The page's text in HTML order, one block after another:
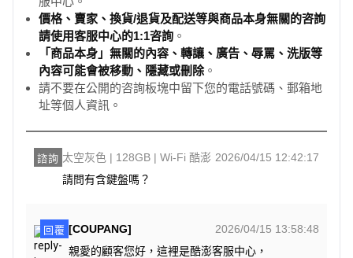
價格、賣家、換貨/退貨及配送等與商品本身無關的咨詢
請使用客服中心的1:1咨詢 。
「商品本身」無關的內容、轉讓、廣告、辱罵、洗版等
內容可能會被移動、隱藏或刪除。
請不要在公開的咨詢板塊中留下您的電話號碼、郵箱地
址等個人資訊。
諮詢 太空灰色 | 128GB | Wi-Fi 酷澎 2026/04/15 12:42:17
請問有含鍵盤嗎？
回覆 [COUPANG]
2026/04/15 13:58:48
親愛的顧客您好，這裡是酷澎客服中心，